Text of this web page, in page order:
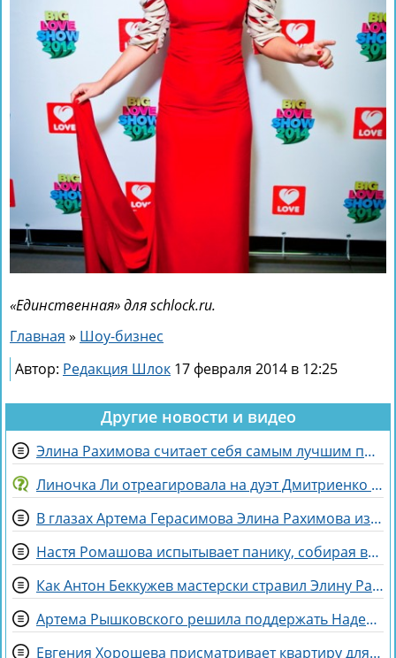
«Единственная» для schlock.ru.
Главная » Шоу-бизнес
Автор: Редакция Шлок 17 февраля 2014 в 12:25
Другие новости и видео
Элина Рахимова считает себя самым лучшим подарком на день рождения
Линочка Ли отреагировала на дуэт Дмитриенко с сестрой, сделав неожиданное заявление
В глазах Артема Герасимова Элина Рахимова из «питбуля» превратилась в «роллы»
Настя Ромашова испытывает панику, собирая вещи для родов в Бразилии
Как Антон Беккужев мастерски стравил Элину Рахимову и Веронику Гракович
Артема Рышковского решила поддержать Надежда Ермакова
Евгения Хорошева присматривает квартиру для покупки в Питере